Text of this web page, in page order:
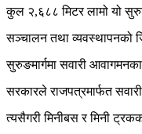
कुल २,६८८ मिटर लामो यो
सञ्चालन तथा व्यवस्थापनको
सुरुङमार्गमा सवारी
सरकारले राजपत्रमार्फत
त्यसैगरी मिनीबस र मिनी